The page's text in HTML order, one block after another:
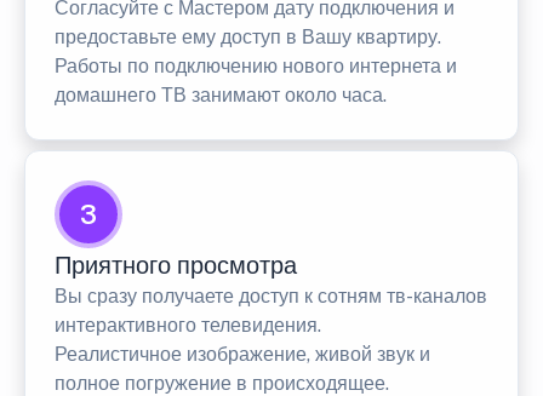
Согласуйте с Мастером дату подключения и
предоставьте ему доступ в Вашу квартиру.
Работы по подключению нового интернета и
домашнего ТВ занимают около часа.
3
Приятного просмотра
Вы сразу получаете доступ к сотням тв-каналов
интерактивного телевидения.
Реалистичное изображение, живой звук и
полное погружение в происходящее.